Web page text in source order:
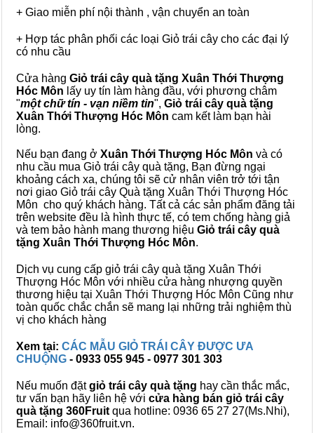
+ Giao miễn phí nội thành , vận chuyển an toàn
+ Hợp tác phân phối các loại Giỏ trái cây cho các đại lý
có nhu cầu
Cửa hàng Giỏ trái cây quà tặng Xuân Thới Thượng
Hóc Môn lấy uy tín làm hàng đầu, với phương châm
"một chữ tín - vạn niềm tin", Giỏ trái cây quà tặng
Xuân Thới Thượng Hóc Môn cam kết làm bạn hài
lòng.
Nếu bạn đang ở Xuân Thới Thượng Hóc Môn và có
nhu cầu mua Giỏ trái cây quà tặng, Bạn đừng ngại
khoảng cách xa, chúng tôi sẽ cử nhân viên trở tới tận
nơi giao Giỏ trái cây Quà tặng Xuân Thới Thượng Hóc
Môn cho quý khách hàng. Tất cả các sản phẩm đăng tải
trên website đều là hình thực tế, có tem chống hàng giả
và tem bảo hành mang thương hiệu Giỏ trái cây quà
tặng Xuân Thới Thượng Hóc Môn.
Dịch vụ cung cấp giỏ trái cây quà tặng Xuân Thới
Thượng Hóc Môn với nhiều cửa hàng nhượng quyền
thương hiệu tại Xuân Thới Thượng Hóc Môn Cũng như
toàn quốc chắc chắn sẽ mang lại những trải nghiệm thù
vị cho khách hàng
Xem tại: CÁC MẪU GIỎ TRÁI CÂY ĐƯỢC ƯA
CHUỘNG - 0933 055 945 - 0977 301 303
Nếu muốn đặtgiỏ trái cây quà tặng hay cần thắc mắc,
tư vấn bạn hãy liên hệ với cửa hàng bán giỏ trái cây
quà tặng 360Fruit qua hotline: 0936 65 27 27(Ms.Nhi),
Email: info@360fruit.vn.